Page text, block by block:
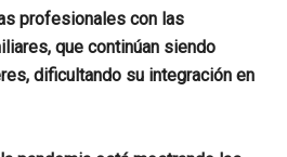
profesionales con las
que continúan siendo
dificultando su integración en